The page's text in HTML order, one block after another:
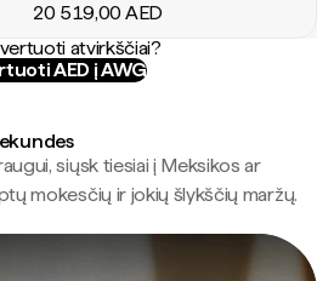
20 519,00 AED
atvirkščiai?
AED į AWG
siųsk tiesiai į Meksikos ar
mokesčių ir jokių šlykščių maržų.